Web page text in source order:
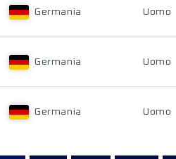
Germania Uomo
Germania Uomo
Germania Uomo